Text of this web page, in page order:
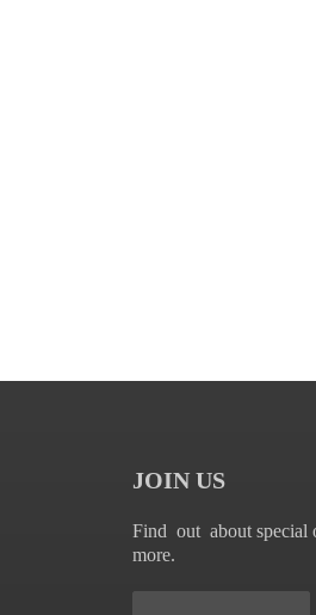
JOIN US
Find out about special
more.